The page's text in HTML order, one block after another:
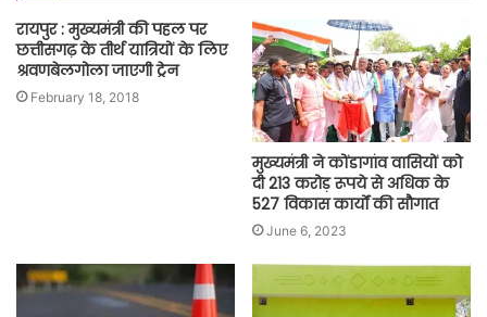
रायपुर : मुख्यमंत्री की पहल पर
छत्तीसगढ़ के तीर्थ यात्रियों के लिए
श्रवणबेलगोला जाएगी ट्रेन
February 18, 2018
मुख्यमंत्री ने कोंडागांव वासियों को
दी 213 करोड़ रूपये से अधिक के
527 विकास कार्यों की सौगात
June 6, 2023